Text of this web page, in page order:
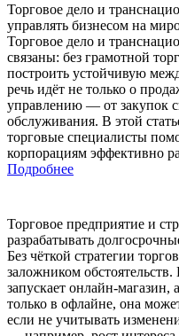
Торговое дело и
управлять бизнесом на
Торговое дело и
связаны: без грамотной
построить устойчивую
речь идёт не только о
управлению — от закупок
обслуживания. В этой
торговые специалисты
корпорациям эффективно
Подробнее
Торговое предприятие и
разрабатывать
Без чёткой стратегии
заложником
запускает онлайн-магазин,
только в офлайне, она
если не учитывать